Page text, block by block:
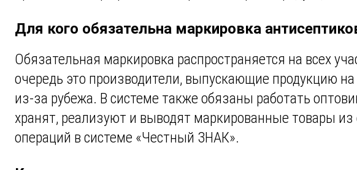
Для кого обязательна маркировка
Обязательная маркировка распространяется на всех
очередь это производители, выпускающие продукцию
из-за рубежа. В системе также обязаны работать
хранят, реализуют и выводят маркированные товары
операций в системе «Честный ЗНАК».